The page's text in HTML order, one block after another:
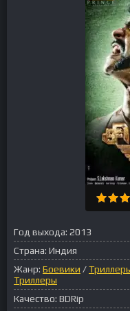
Год выхода: 2013
Страна: Индия
Жанр: Боевики /
Триллеры
Качество: BDRip